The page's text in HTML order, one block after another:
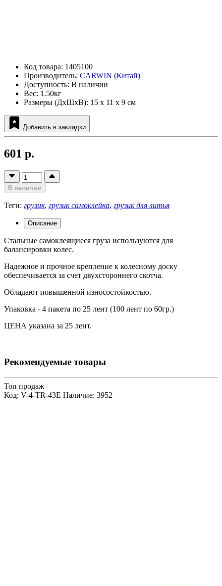
Код товара: 1405100
Производитель: CARWIN (Китай)
Доступность: В наличии
Вес: 1.50кг
Размеры (ДxШxВ): 15 x 11 x 9 см
Добавить в закладки
601 р.
В наличии
Теги: грузик, грузик самоклейка, грузик для литья
Описание
Стальные самоклеящиеся груза используются для
балансировки колес.
Надежное и прочное крепление к колесному доску
обеспечивается за счет двухстороннего скотча.
Обладают повышенной износостойкостью.
Упаковка - 4 пакета по 25 лент (100 лент по 60гр.)
ЦЕНА указана за 25 лент.
Рекомендуемые товары
Топ продаж
Код: V-4-TR-43E Наличие: 3952